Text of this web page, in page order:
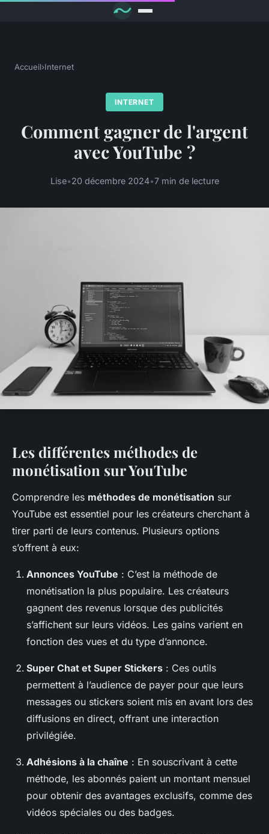
Accueil›Internet
INTERNET
Comment gagner de l'argent
avec YouTube ?
Lise•20 décembre 2024•7 min de lecture
Les différentes méthodes de
monétisation sur YouTube
Comprendre les méthodes de monétisation sur
YouTube est essentiel pour les créateurs cherchant à
tirer parti de leurs contenus. Plusieurs options
s’offrent à eux:
Annonces YouTube : C’est la méthode de
monétisation la plus populaire. Les créateurs
gagnent des revenus lorsque des publicités
s’affichent sur leurs vidéos. Les gains varient en
fonction des vues et du type d’annonce.
Super Chat et Super Stickers : Ces outils
permettent à l’audience de payer pour que leurs
messages ou stickers soient mis en avant lors des
diffusions en direct, offrant une interaction
privilégiée.
Adhésions à la chaîne : En souscrivant à cette
méthode, les abonnés paient un montant mensuel
pour obtenir des avantages exclusifs, comme des
vidéos spéciales ou des badges.